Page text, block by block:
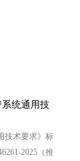
系统通用技
技术要求》标
2025（推